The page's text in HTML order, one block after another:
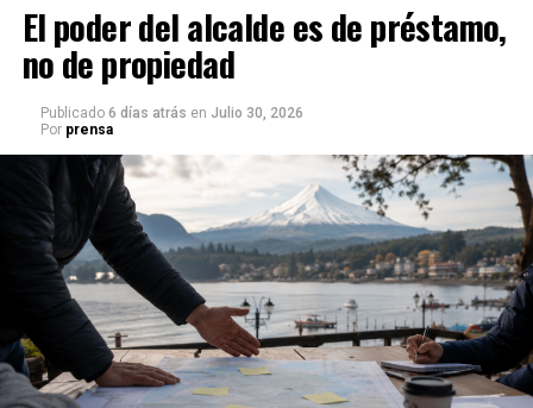
El poder del alcalde es de préstamo,
no de propiedad
Publicado 6 días atrás en Julio 30, 2026
Por prensa